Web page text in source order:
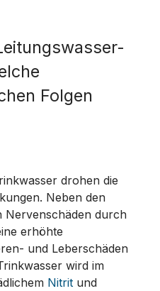
Folgen
drohen die
Neben den
Nervenschäden durch
erhöhte
und Leberschäden
wird im
Nitrit und